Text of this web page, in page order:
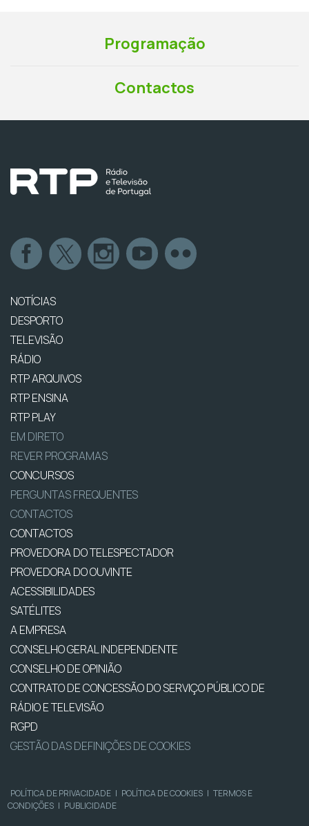
Programação
Contactos
NOTÍCIAS
DESPORTO
TELEVISÃO
RÁDIO
RTP ARQUIVOS
RTP ENSINA
RTP PLAY
EM DIRETO
REVER PROGRAMAS
CONCURSOS
PERGUNTAS FREQUENTES
CONTACTOS
CONTACTOS
PROVEDORA DO TELESPECTADOR
PROVEDORA DO OUVINTE
ACESSIBILIDADES
SATÉLITES
A EMPRESA
CONSELHO GERAL INDEPENDENTE
CONSELHO DE OPINIÃO
CONTRATO DE CONCESSÃO DO SERVIÇO PÚBLICO DE
RÁDIO E TELEVISÃO
RGPD
GESTÃO DAS DEFINIÇÕES DE COOKIES
POLÍTICA DE PRIVACIDADE | POLÍTICA DE COOKIES | TERMOS E
CONDIÇÕES | PUBLICIDADE